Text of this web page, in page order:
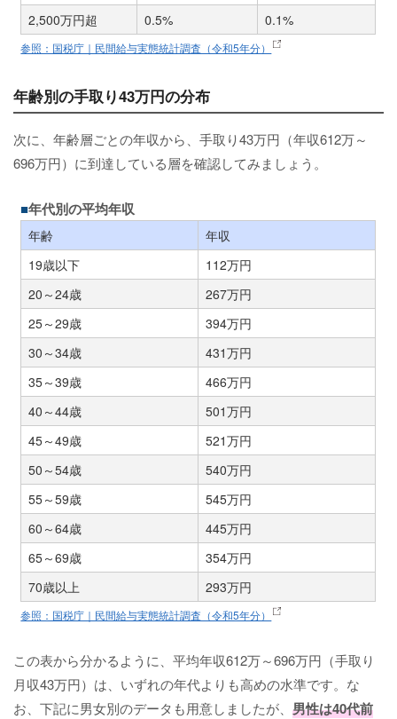
2,500万円超 0.5% 0.1%
参照：国税庁｜民間給与実態統計調査（令和5年分）
年齢別の手取り43万円の分布
次に、年齢層ごとの年収から、手取り43万円（年収612万～
696万円）に到達している層を確認してみましょう。
年代別の平均年収
年齢
年収
19歳以下
112万円
20～24歳
267万円
25～29歳
394万円
30～34歳
431万円
35～39歳
466万円
40～44歳
501万円
45～49歳
521万円
50～54歳
540万円
55～59歳
545万円
60～64歳
445万円
65～69歳
354万円
70歳以上
293万円
参照：国税庁｜民間給与実態統計調査（令和5年分）
この表から分かるように、平均年収612万～696万円（手取り
月収43万円）は、いずれの年代よりも高めの水準です。な
お、下記に男女別のデータも用意しましたが、 男性は40代前